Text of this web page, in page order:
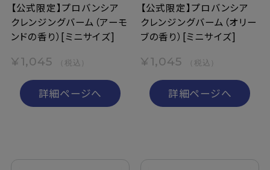
ペリカン石鹸について
ご利用案内
よくあるご質問
【公式限定】プロバンシア
クレンジングバーム（アーモ
ンドの香り）[ミニサイズ]
¥1,045 （税込）
詳細ページへ
【公式限定】プロバンシア
クレンジングバーム（オリー
ブの香り）[ミニサイズ]
¥1,045 （税込）
詳細ページへ